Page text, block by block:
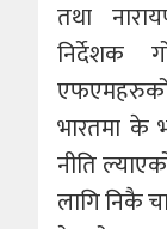
तथा
निर्देशक
एफएमहरुको
भारतमा के
नीति
लागि निकै